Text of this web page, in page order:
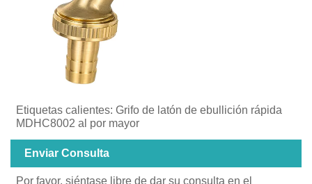
Etiquetas calientes: Grifo de latón de ebullición rápida
MDHC8002 al por mayor
Enviar Consulta
Por favor, siéntase libre de dar su consulta en el